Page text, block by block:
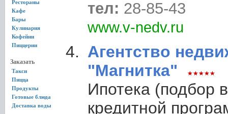
Рестораны
Кафе
Бары
Кулинария
Кофейни
Пиццерии
Заказать
Такси
Пицца
Продукты
Готовые блюда
Доставка воды
тел: 28-85-43
www.v-nedv.ru
Агентство
"Магнитка"
Ипотека (подбор
кредитной